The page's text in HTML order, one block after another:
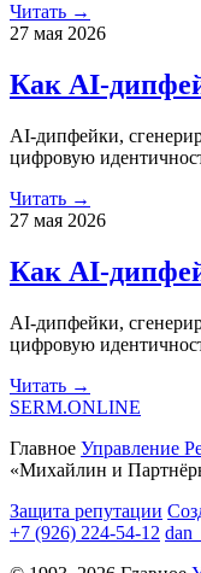
Читать →
27 мая 2026
Как AI-
AI-дипфейки,
цифровую
Читать →
27 мая 2026
Как AI-
AI-дипфейки,
цифровую
Читать →
SERM.ONLINE
Главное Управление
«Михайлин и
Защита репутации
+7 (926) 224-54-12